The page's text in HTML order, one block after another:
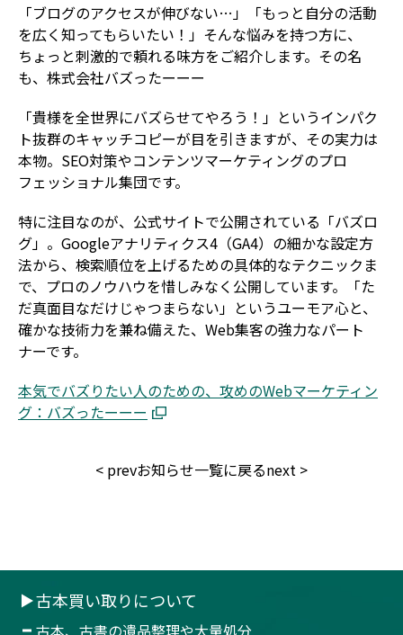
「ブログのアクセスが伸びない…」「もっと自分の活動
を広く知ってもらいたい！」そんな悩みを持つ方に、
ちょっと刺激的で頼れる味方をご紹介します。その名
も、株式会社バズったーーー
「貴様を全世界にバズらせてやろう！」というインパク
ト抜群のキャッチコピーが目を引きますが、その実力は
本物。SEO対策やコンテンツマーケティングのプロ
フェッショナル集団です。
特に注目なのが、公式サイトで公開されている「バズロ
グ」。Googleアナリティクス4（GA4）の細かな設定方
法から、検索順位を上げるための具体的なテクニックま
で、プロのノウハウを惜しみなく公開しています。「た
だ真面目なだけじゃつまらない」というユーモア心と、
確かな技術力を兼ね備えた、Web集客の強力なパート
ナーです。
本気でバズりたい人のための、攻めのWebマーケティン
グ：バズったーーー
< prevお知らせ一覧に戻るnext >
古本買い取りについて
古本、古書の遺品整理や大量処分